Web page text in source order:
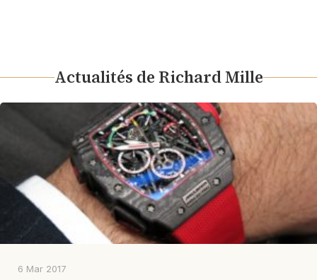
Actualités de Richard Mille
6 Mar 2017